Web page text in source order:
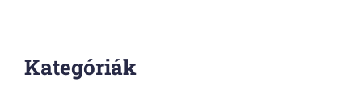
Kategóriák